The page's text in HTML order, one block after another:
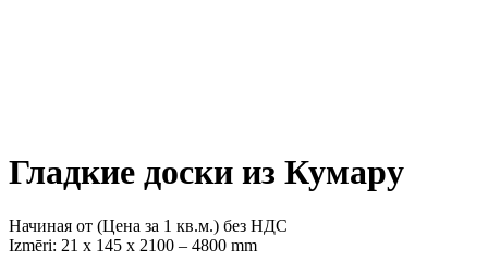
Гладкие доски из Кумару
Начиная от (Цена за 1 кв.м.) без НДС
Izmēri: 21 х 145 х 2100 – 4800 mm